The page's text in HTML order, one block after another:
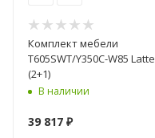
Комплект мебели
T605SWT/Y350C-W85 Latte
(2+1)
В наличии
39 817 ₽